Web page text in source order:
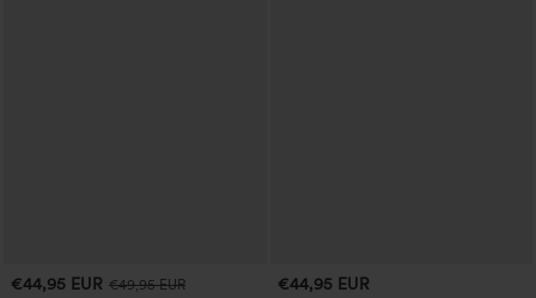
€44,95 EUR €49,95 EUR
€44,95 EUR